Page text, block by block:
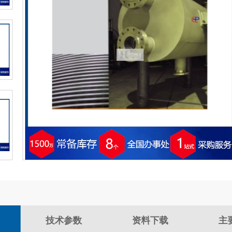
技术参数 资料下载 主